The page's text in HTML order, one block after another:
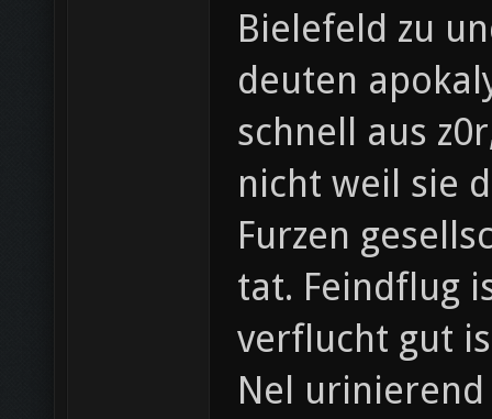
Bielefeld zu
deuten
schnell aus
nicht weil sie
Furzen
tat. Feindflug
verflucht gut
Nel urinierend